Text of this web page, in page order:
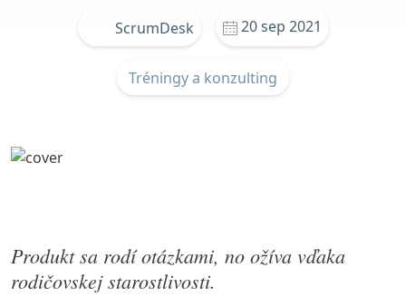
ScrumDesk 20 sep 2021
Tréningy a konzulting
Produkt sa rodí otázkami, no ožíva vďaka
rodičovskej starostlivosti.